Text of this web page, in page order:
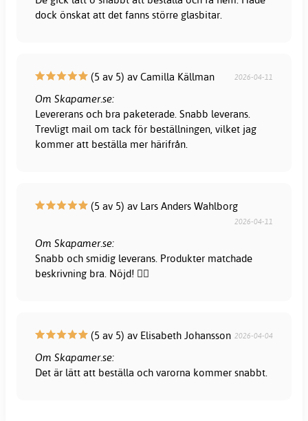
dock önskat att det fanns större glasbitar.
(5 av 5) av Camilla Källman 2026-04-11
Om Skapamer.se:
Levererans och bra paketerade. Snabb leverans.
Trevligt mail om tack för beställningen, vilket jag
kommer att beställa mer härifrån.
(5 av 5) av Lars Anders Wahlborg
2026-04-11
Om Skapamer.se:
Snabb och smidig leverans. Produkter matchade
beskrivning bra. Nöjd! 👍🏻
(5 av 5) av Elisabeth Johansson 2026-04-04
Om Skapamer.se:
Det är lätt att beställa och varorna kommer snabbt.